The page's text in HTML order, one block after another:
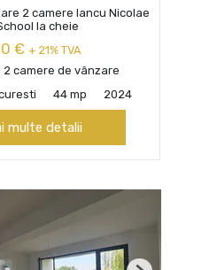
2 camere Iancu Nicolae
la cheie
€ + 21% TVA
camere de vânzare
44 mp 2024
multe detalii